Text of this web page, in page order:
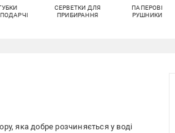
СЕРВЕТКИ ДЛЯ
ПРИБИРАННЯ
ПАПЕРОВІ
РУШНИКИ
яка добре розчиняється у воді